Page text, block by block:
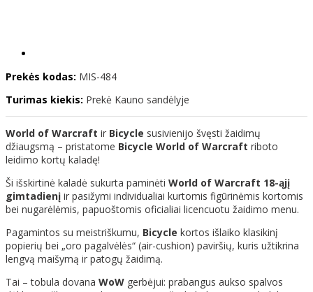
Prekės kodas: MIS-484
Turimas kiekis: Prekė Kauno sandėlyje
World of Warcraft ir Bicycle susivienijo švęsti žaidimų
džiaugsmą – pristatome Bicycle World of Warcraft riboto
leidimo kortų kaladę!
Ši išskirtinė kaladė sukurta paminėti World of Warcraft 18-ąjį
gimtadienį ir pasižymi individualiai kurtomis figūrinėmis kortomis
bei nugarėlėmis, papuoštomis oficialiai licencuotu žaidimo menu.
Pagamintos su meistriškumu, Bicycle kortos išlaiko klasikinį
popierių bei „oro pagalvėlės“ (air-cushion) paviršių, kuris užtikrina
lengvą maišymą ir patogų žaidimą.
Tai – tobula dovana WoW gerbėjui: prabangus aukso spalvos